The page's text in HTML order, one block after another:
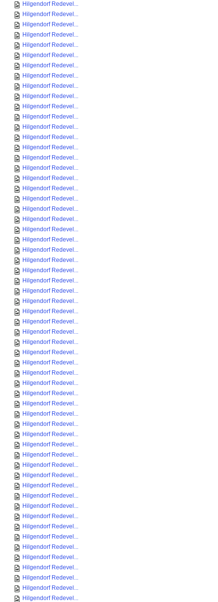
Hilgendorf Redevel...
Hilgendorf Redevel...
Hilgendorf Redevel...
Hilgendorf Redevel...
Hilgendorf Redevel...
Hilgendorf Redevel...
Hilgendorf Redevel...
Hilgendorf Redevel...
Hilgendorf Redevel...
Hilgendorf Redevel...
Hilgendorf Redevel...
Hilgendorf Redevel...
Hilgendorf Redevel...
Hilgendorf Redevel...
Hilgendorf Redevel...
Hilgendorf Redevel...
Hilgendorf Redevel...
Hilgendorf Redevel...
Hilgendorf Redevel...
Hilgendorf Redevel...
Hilgendorf Redevel...
Hilgendorf Redevel...
Hilgendorf Redevel...
Hilgendorf Redevel...
Hilgendorf Redevel...
Hilgendorf Redevel...
Hilgendorf Redevel...
Hilgendorf Redevel...
Hilgendorf Redevel...
Hilgendorf Redevel...
Hilgendorf Redevel...
Hilgendorf Redevel...
Hilgendorf Redevel...
Hilgendorf Redevel...
Hilgendorf Redevel...
Hilgendorf Redevel...
Hilgendorf Redevel...
Hilgendorf Redevel...
Hilgendorf Redevel...
Hilgendorf Redevel...
Hilgendorf Redevel...
Hilgendorf Redevel...
Hilgendorf Redevel...
Hilgendorf Redevel...
Hilgendorf Redevel...
Hilgendorf Redevel...
Hilgendorf Redevel...
Hilgendorf Redevel...
Hilgendorf Redevel...
Hilgendorf Redevel...
Hilgendorf Redevel...
Hilgendorf Redevel...
Hilgendorf Redevel...
Hilgendorf Redevel...
Hilgendorf Redevel...
Hilgendorf Redevel...
Hilgendorf Redevel...
Hilgendorf Redevel...
Hilgendorf Redevel...